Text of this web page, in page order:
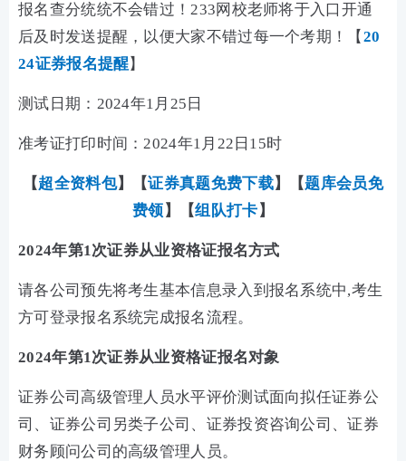
报名查分统统不会错过！233网校老师将于入口开通
后及时发送提醒，以便大家不错过每一个考期！【 20
24证券报名提醒】
测试日期：2024年1月25日
准考证打印时间：2024年1月22日15时
【超全资料包】【证券真题免费下载】 【题库会员免
费领 】【组队打卡 】
2024年第1次证券从业资格证报名方式
请各公司预先将考生基本信息录入到报名系统中,考生
方可登录报名系统完成报名流程。
2024年第1次证券从业资格证报名对象
证券公司高级管理人员水平评价测试面向拟任证券公
司、证券公司另类子公司、证券投资咨询公司、证券
财务顾问公司的高级管理人员。